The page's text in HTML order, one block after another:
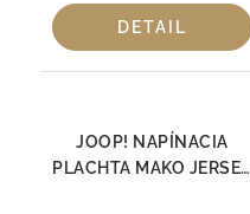
DETAIL
JOOP! NAPÍNACIA
PLACHTA MAKO JERSEY